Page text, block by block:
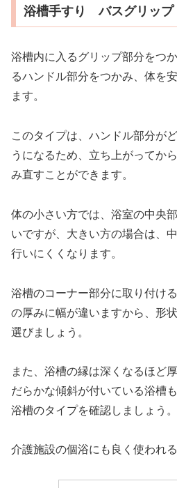
浴槽手すり バスグリップ
浴槽内に入るグリップ部分をつ
るハンドル部分をつかみ、体を
ます。
このタイプは、ハンドル部分が
うになるため、立ち上がってか
み直すことができます。
体の小さい方では、浴室の中央
いですが、大きい方の場合は、
行いにくくなります。
浴槽のコーナー部分に取り付け
の厚みに幅が違いますから、形
選びましょう。
また、浴槽の縁は深くなるほど
だらかな傾斜が付いている浴槽
浴槽のタイプを確認しましょう。
介護施設の個浴にも良く使われ